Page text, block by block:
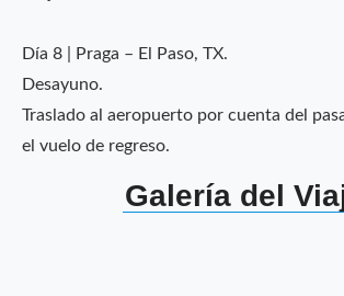
Día 8 | Praga – El Paso, TX.
Desayuno.
Traslado al aeropuerto por cuenta del
el vuelo de regreso.
Galería del